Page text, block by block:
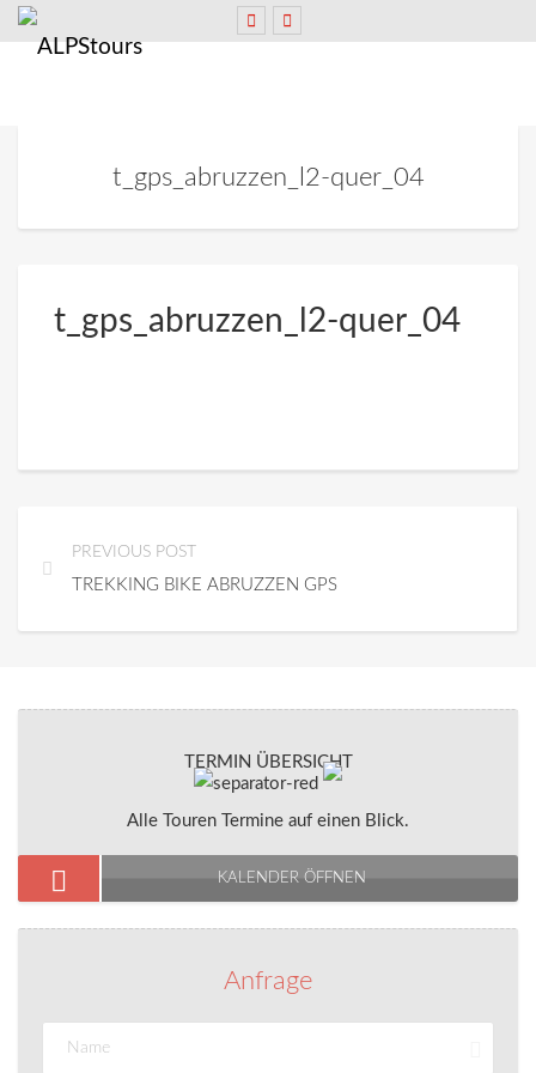
t_gps_abruzzen_l2-quer_04
t_gps_abruzzen_l2-quer_04
PREVIOUS POST
TREKKING BIKE ABRUZZEN GPS
TERMIN ÜBERSICHT
Alle Touren Termine auf einen Blick.
KALENDER ÖFFNEN
Anfrage